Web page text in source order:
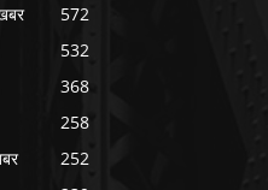
572
532
368
258
252